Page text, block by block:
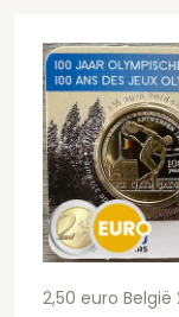
2,50 euro